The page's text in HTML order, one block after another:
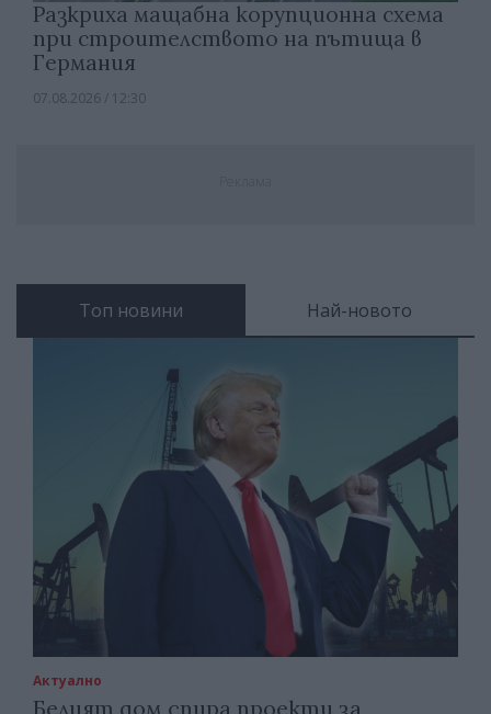
Разкриха мащабна корупционна схема
при строителството на пътища в
Германия
07.08.2026 / 12:30
Топ новини Най-новото
Актуално
Белият дом спира проекти за